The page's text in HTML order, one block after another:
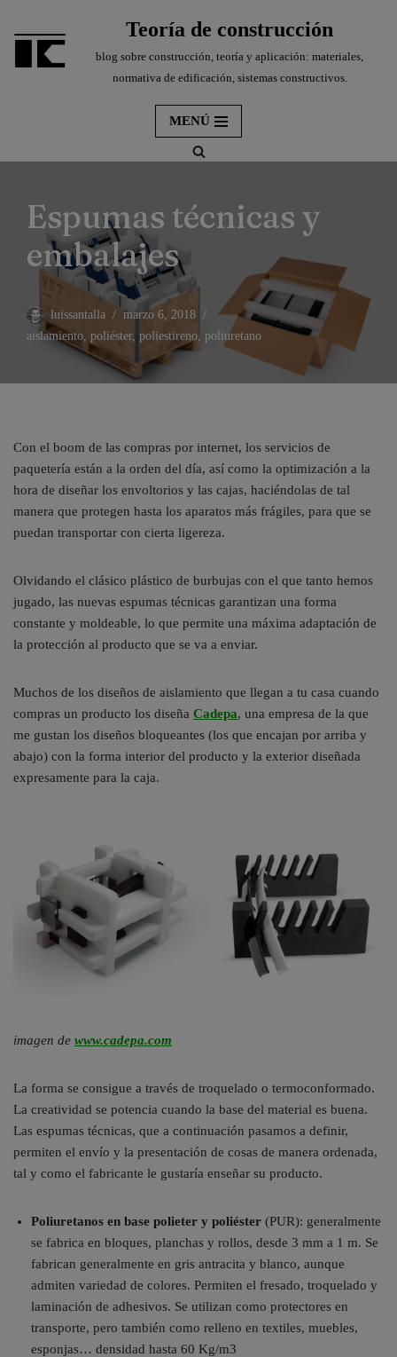
al
Teoría de construcción
blog sobre construcción, teoría y aplicación: materiales,
normativa de edificación, sistemas constructivos.
MENÚ
Espumas técnicas y
embalajes
luissantalla
marzo 6, 2018
aislamiento, poliéster,poliestireno, poliuretano
Con el boom de las compras por internet, los servicios de
paquetería están a la orden del día, así como la optimización a la
hora de diseñar los envoltorios y las cajas, haciéndolas de tal
manera que protegen hasta los aparatos más frágiles, para que se
puedan transportar con cierta ligereza.
Olvidando el clásico plástico de burbujas con el que tanto hemos
jugado, las nuevas espumas técnicas garantizan una forma
constante y moldeable, lo que permite una máxima adaptación de
la protección al producto que se va a enviar.
Muchos de los diseños de aislamiento que llegan a tu casa cuando
compras un producto los diseña Cadepa, una empresa de la que
me gustan los diseños bloqueantes (los que encajan por arriba y
abajo) con la forma interior del producto y la exterior diseñada
expresamente para la caja.
imagen de www.cadepa.com
La forma se consigue a través de troquelado o termoconformado.
La creatividad se potencia cuando la base del material es buena.
Las espumas técnicas, que a continuación pasamos a definir,
permiten el envío y la presentación de cosas de manera ordenada,
tal y como el fabricante le gustaría enseñar su producto.
Poliuretanos en base polieter y poliéster (PUR): generalmente
se fabrica en bloques, planchas y rollos, desde 3 mm a 1 m. Se
fabrican generalmente en gris antracita y blanco, aunque
admiten variedad de colores. Permiten el fresado, troquelado y
laminación de adhesivos. Se utilizan como protectores en
transporte, pero también como relleno en textiles, muebles,
esponjas… densidad hasta 60 Kg/m3